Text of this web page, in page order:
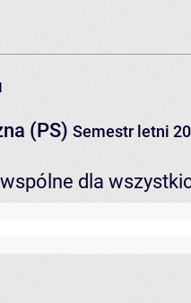
(PS) Semestr letni
dla